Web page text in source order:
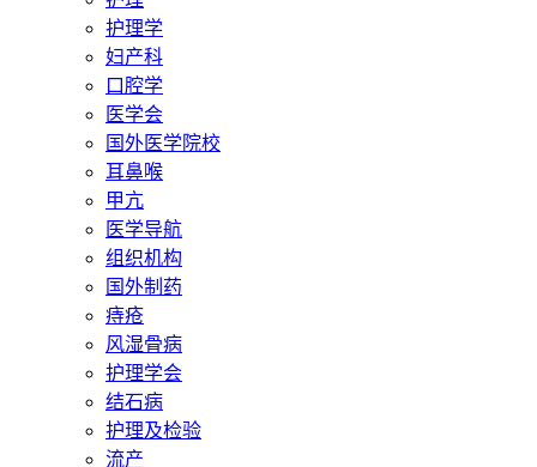
护理学
妇产科
口腔学
医学会
国外医学院校
耳鼻喉
甲亢
医学导航
组织机构
国外制药
痔疮
风湿骨病
护理学会
结石病
护理及检验
流产